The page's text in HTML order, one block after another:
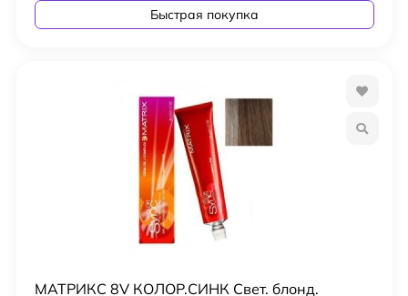
Быстрая покупка
МАТРИКС 8V КОЛОР.СИНК Свет. блонд.